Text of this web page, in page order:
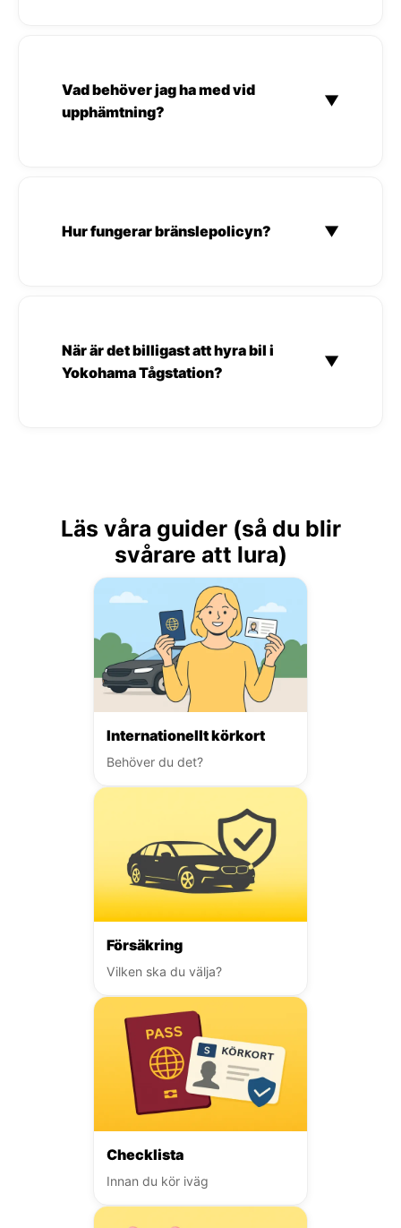
Vad behöver jag ha med vid
upphämtning?
▼
Hur fungerar bränslepolicyn? ▼
När är det billigast att hyra bil i
Yokohama Tågstation?
▼
Läs våra guider (så du blir
svårare att lura)
Internationellt körkort
Behöver du det?
Försäkring
Vilken ska du välja?
Checklista
Innan du kör iväg